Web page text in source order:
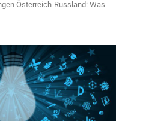
Österreich-Russland: Was